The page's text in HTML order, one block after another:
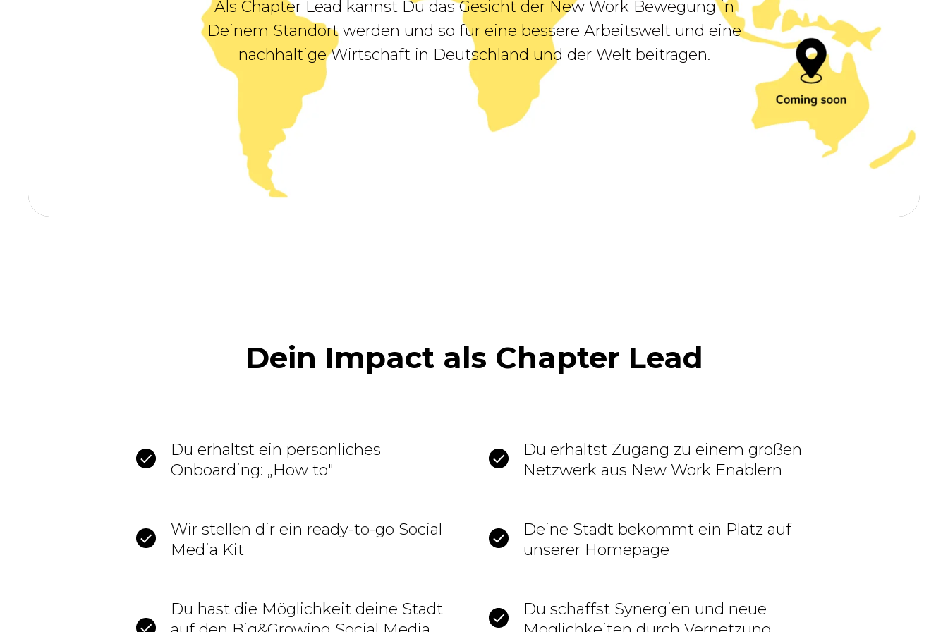
Als Chapter Lead kannst Du das Gesicht der New Work Bewegung in
Deinem Standort werden und so für eine bessere Arbeitswelt und eine
nachhaltige Wirtschaft in Deutschland und der Welt beitragen.
Dein Impact als Chapter Lead
Du erhältst ein persönliches
Onboarding: „How to"
Du erhältst Zugang zu einem großen
Netzwerk aus New Work Enablern
Wir stellen dir ein ready-to-go Social
Media Kit
Deine Stadt bekommt ein Platz auf
unserer Homepage
Du hast die Möglichkeit deine Stadt
Du schaffst Synergien und neue